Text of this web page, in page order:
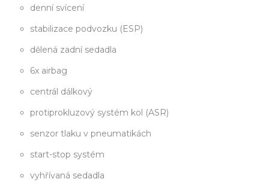
denní svícení
stabilizace podvozku (ESP)
dělená zadní sedadla
6x airbag
centrál dálkový
protiprokluzový systém kol (ASR)
senzor tlaku v pneumatikách
start-stop systém
vyhřívaná sedadla